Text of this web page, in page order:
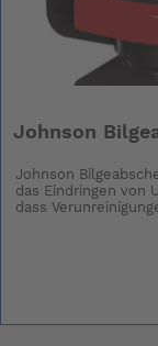
Johnson
Johnson
das Eindringen von
dass